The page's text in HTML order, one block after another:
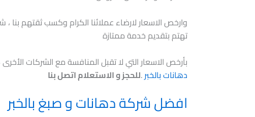
وارخص الاسعار لارضاء عملائنا الكرام وكسب ثقتهم بنا
تهتم بتقديم خدمة ممتازة
بأرخص الاسعار التي لا تقبل المنافسة مع الشركات
دهانات بالخبر.للحجز و الاستعلام اتصل بنا
افضل شركة دهانات و صبغ بالخبر